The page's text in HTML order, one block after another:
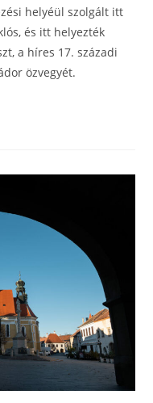
helyéül szolgált itt
és itt helyezték
a híres 17. századi
özvegyét.